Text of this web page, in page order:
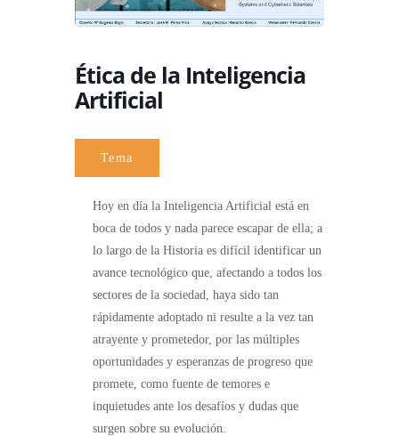
Ética de la Inteligencia
Artificial
Tema
Hoy en día la Inteligencia Artificial está en
boca de todos y nada parece escapar de ella; a
lo largo de la Historia es difícil identificar un
avance tecnológico que, afectando a todos los
sectores de la sociedad, haya sido tan
rápidamente adoptado ni resulte a la vez tan
atrayente y prometedor, por las múltiples
oportunidades y esperanzas de progreso que
promete, como fuente de temores e
inquietudes ante los desafíos y dudas que
surgen sobre su evolución.